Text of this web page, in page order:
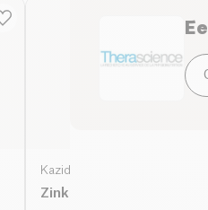
Kazidomi
Zink Bisglycinaat 50µg
Neem 1 tot 2
maand. Om indien